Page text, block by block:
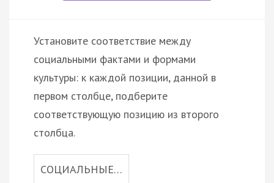
Установите соответствие между
социальными фактами и формами
культуры: к каждой позиции, данной в
первом столбце, подберите
соответствующую позицию из второго
столбца.
СОЦИАЛЬНЫЕ…